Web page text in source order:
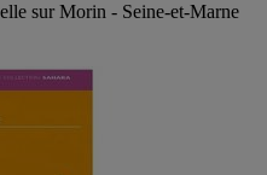
sur Morin - Seine-et-Marne